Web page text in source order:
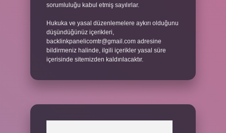
sorumluluğu kabul etmiş sayılırlar.
Hukuka ve yasal düzenlemelere aykırı olduğunu
düşündüğünüz içerikleri,
backlinkpanelicomtr@gmail.com adresine
bildirmeniz halinde, ilgili içerikler yasal süre
içerisinde sitemizden kaldırılacaktır.